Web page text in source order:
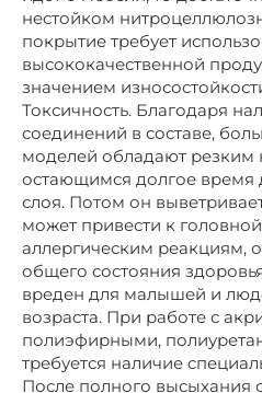
нестойком
покрытие требует
высококачественной
значением
Токсичность. Благодаря
соединений в составе,
моделей обладают резким
остающимся долгое время
слоя. Потом он
может привести к
аллергическим реакциям,
общего состояния
вреден для малышей и
возраста. При работе с
полиэфирными,
требуется наличие
После полного высыхания